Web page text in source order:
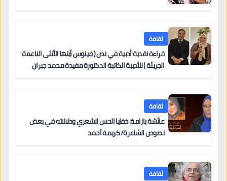
ثقافة
قراءة نقدية أدبية في نص ( فينوس أيتها الأنثى الناعمة
الجريئة ) للأديبة الكاتبة الدكتورة مفيدة محمد جبران
ثقافة
عائشة بازامة: خفايا الحس الشعري ودلالاته في بعض
نصوص الشاعرة/ كريمة أحمد
ثقافة